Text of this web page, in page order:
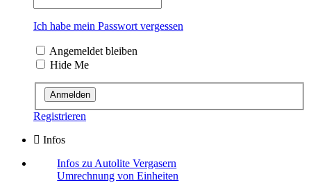
Ich habe mein Passwort vergessen
Angemeldet bleiben
Hide Me
Registrieren
Infos
Infos zu Autolite Vergasern
Umrechnung von Einheiten